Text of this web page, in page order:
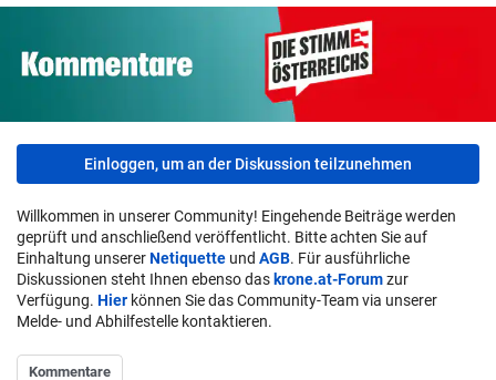
Einloggen, um an der Diskussion teilzunehmen
Willkommen in unserer Community! Eingehende Beiträge werden
geprüft und anschließend veröffentlicht. Bitte achten Sie auf
Einhaltung unsererNetiquette und AGB. Für ausführliche
Diskussionen steht Ihnen ebenso das krone.at-Forumzur
Verfügung. Hier können Sie das Community-Team via unserer
Melde- und Abhilfestelle kontaktieren.